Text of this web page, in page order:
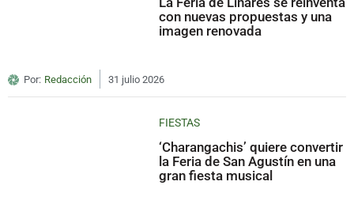
con nuevas propuestas y una
imagen renovada
Por: Redacción 31 julio 2026
FIESTAS
‘Charangachis’ quiere convertir
la Feria de San Agustín en una
gran fiesta musical